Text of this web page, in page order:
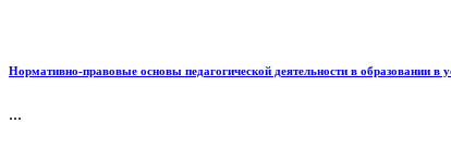
Нормативно-правовые основы педагогической деятельности в образовании
...